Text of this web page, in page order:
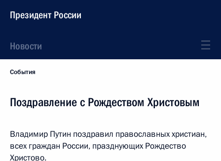
Президент России
Новости
События
Поздравление с Рождеством Христовым
Владимир Путин поздравил православных христиан,
всех граждан России, празднующих Рождество
Христово.